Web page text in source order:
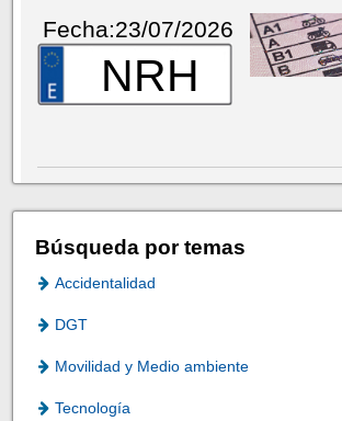
Fecha:23/07/2026
NRH
Búsqueda por temas
Accidentalidad
DGT
Movilidad y Medio ambiente
Tecnología